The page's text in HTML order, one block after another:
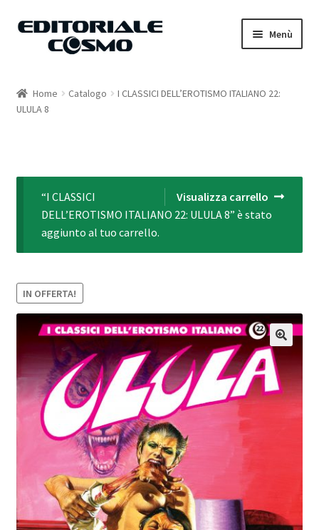
Vai
Vai
Menù
Catalogo
Home Catalogo
I CLASSICI DELL’EROTISMO ITALIANO 22:
ULULA 8
Visualizza carrello
“I CLASSICI
DELL’EROTISMO ITALIANO 22: ULULA 8” è stato
aggiunto al tuo carrello.
IN OFFERTA!